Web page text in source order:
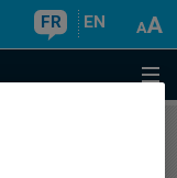
FR EN